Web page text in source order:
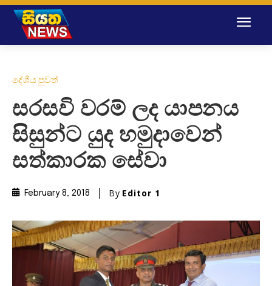
දේශීය පුවත්
සරසවි වරම් ලද යාපනය
සිසුන්ට යුද හමුදාවෙන්
සත්කාරක සේවා
February 8, 2018 By Editor 1